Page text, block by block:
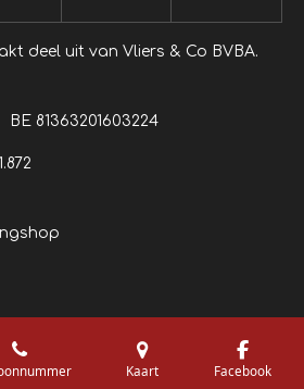
deel uit van Vliers & Co BVBA.
81363201603224
Kaart Facebook